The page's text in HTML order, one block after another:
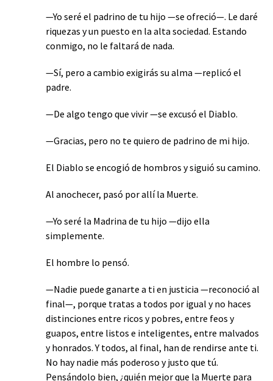
—Yo seré el padrino de tu hijo —se ofreció—. Le daré
riquezas y un puesto en la alta sociedad. Estando
conmigo, no le faltará de nada.
—Sí, pero a cambio exigirás su alma —replicó el
padre.
—De algo tengo que vivir —se excusó el Diablo.
—Gracias, pero no te quiero de padrino de mi hijo.
El Diablo se encogió de hombros y siguió su camino.
Al anochecer, pasó por allí la Muerte.
—Yo seré la Madrina de tu hijo —dijo ella
simplemente.
El hombre lo pensó.
—Nadie puede ganarte a ti en justicia —reconoció al
final—, porque tratas a todos por igual y no haces
distinciones entre ricos y pobres, entre feos y
guapos, entre listos e inteligentes, entre malvados
y honrados. Y todos, al final, han de rendirse ante ti.
No hay nadie más poderoso y justo que tú.
Pensándolo bien, ¿quién mejor que la Muerte para